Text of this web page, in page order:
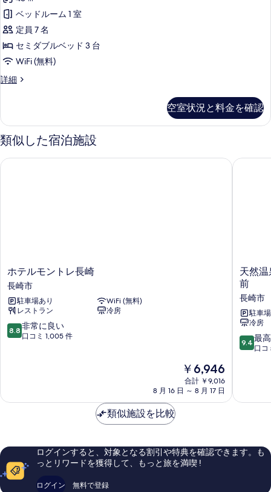
示
す
る
写
真
を
表
示
の
詳
細
ベ
ー
ト
ス
ト
プ
ル
禁
煙
真
を
表
示
す
ベッドルーム 1 室
定員 7 名
セミダブルベッド 3 台
WiFi (無料)
詳細
プ
ー
ト
ス
ト
空室状況と料金を確認
類似した宿泊施設
ホ
テ
ル
モ
ン
ト
レ
ホテルモントレ長崎
長崎市
駐車場あり
WiFi (無料)
レストラン
冷房
10
段
に
コ
1,005
件
8.8 非常に良い
口コミ 1,005 件
現
在
の
￥6,946
合計 ￥9,016
8 月 16 日 ～ 8 月 17 日
ホテルモントレ長崎
天
然
温
泉
鶴
港
の
湯
イ
崎
駅
天然
前
長崎市
駐車
冷房
10
段
高
ら
し
9.4 最
口コ
天然温
類似施設を比較
ログインすると、対象となる割引や特典を確認できます。も
っとリワードを獲得して、もっと旅を満喫 !
ログイン 無料で登録